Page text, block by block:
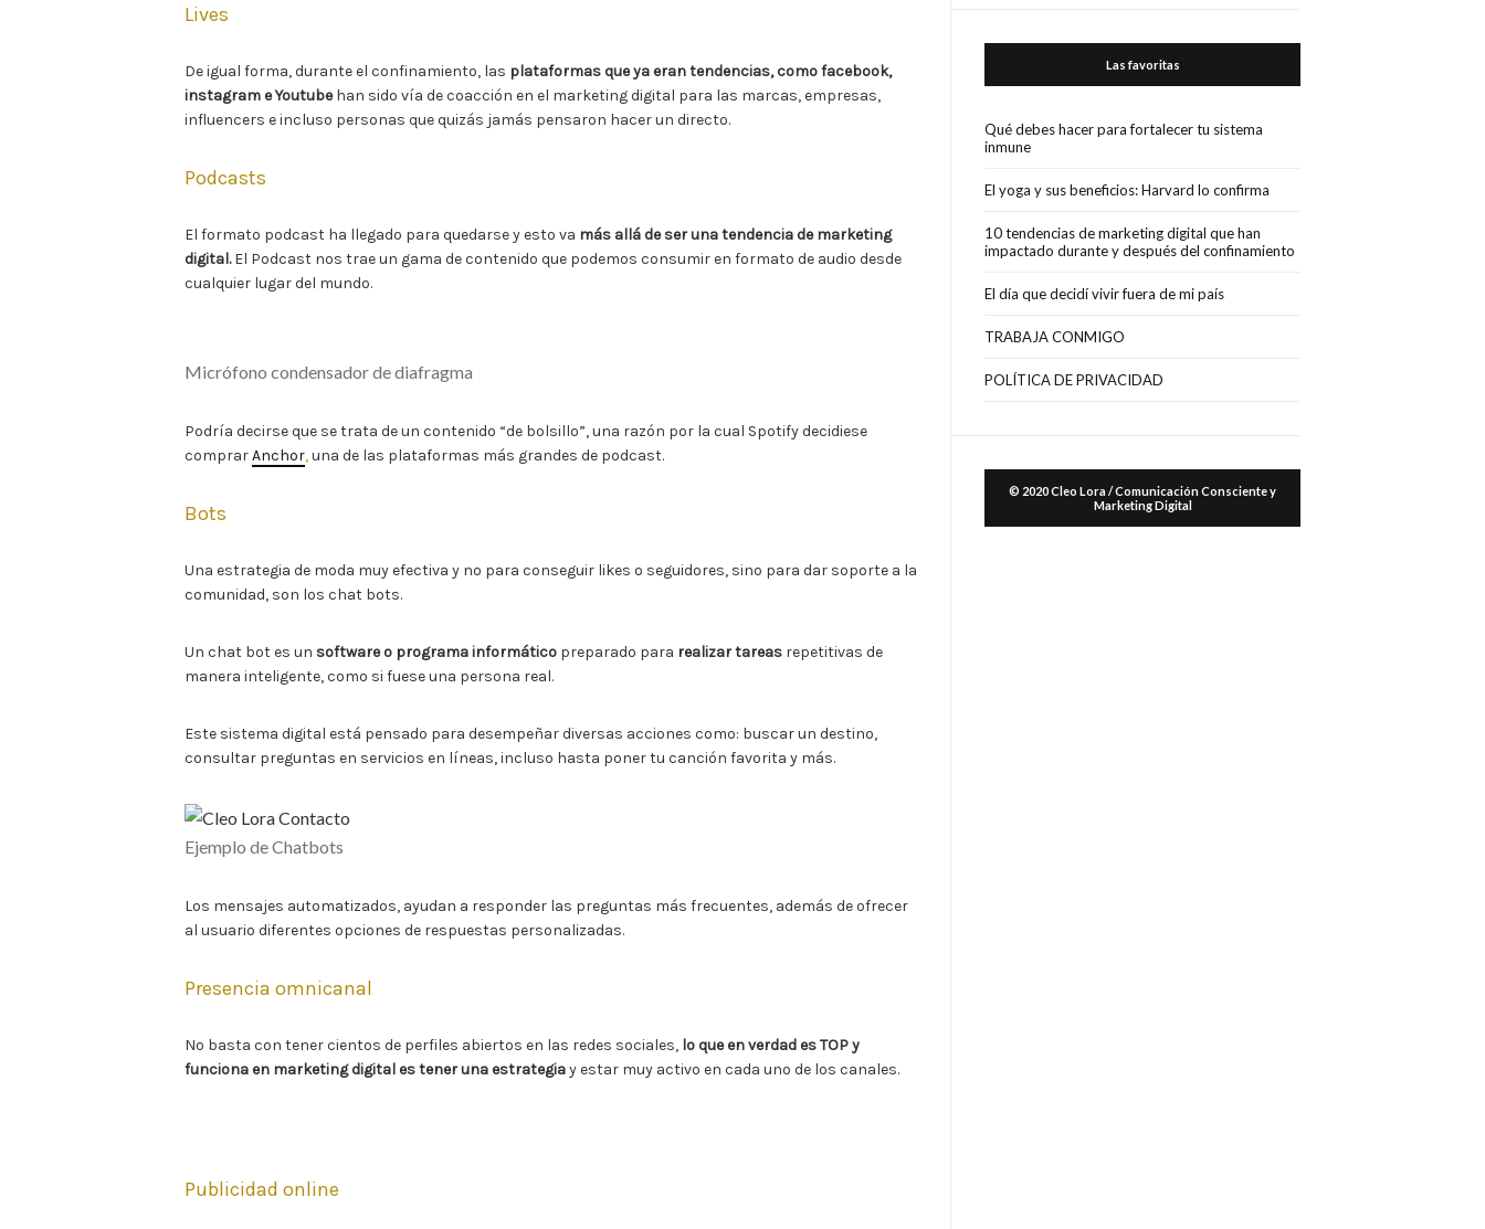
Lives
De igual forma, durante el confinamiento, las plataformas que ya eran tendencias, como facebook,
instagram e Youtubehan sido vía de coacción en el marketing digital para las marcas, empresas,
influencers e incluso personas que quizás jamás pensaron hacer un directo.
Podcasts
El formato podcast ha llegado para quedarse y esto va más allá de ser una tendencia de marketing
digital.El Podcast nos trae un gama de contenido que podemos consumir en formato de audio desde
cualquier lugar del mundo.
Micrófono condensador de diafragma
Podría decirse que se trata de un contenido “de bolsillo”, una razón por la cual Spotify decidiese
comprarAnchor,una de las plataformas más grandes de podcast.
Bots
Una estrategia de moda muy efectiva y no para conseguir likes o seguidores, sino para dar soporte a la
comunidad, son los chat bots.
Un chat bot es un software o programa informático preparado para realizar tareas repetitivas de
manera inteligente, como si fuese una persona real.
Este sistema digital está pensado para desempeñar diversas acciones como: buscar un destino,
consultar preguntas en servicios en líneas, incluso hasta poner tu canción favorita y más.
Ejemplo de Chatbots
Los mensajes automatizados, ayudan a responder las preguntas más frecuentes, además de ofrecer
al usuario diferentes opciones de respuestas personalizadas.
Presencia omnicanal
No basta con tener cientos de perfiles abiertos en las redes sociales, lo que en verdad es TOP y
funciona en marketing digital es tener una estrategiay estar muy activo en cada uno de los canales.
Publicidad online
Las favoritas
Qué debes hacer para fortalecer tu sistema
inmune
El yoga y sus beneficios: Harvard lo confirma
10 tendencias de marketing digital que han
impactado durante y después del confinamiento
El día que decidí vivir fuera de mi país
TRABAJA CONMIGO
POLÍTICA DE PRIVACIDAD
© 2020 Cleo Lora / Comunicación Consciente y
Marketing Digital